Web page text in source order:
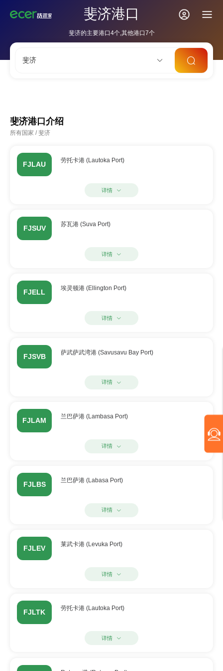
斐济港口
斐济的主要港口4个,其他港口7个
斐济
斐济港口介绍
所有国家 /斐济
FJLAU 劳托卡港 (Lautoka Port)
详情
FJSUV 苏瓦港 (Suva Port)
详情
FJELL 埃灵顿港 (Ellington Port)
详情
FJSVB 萨武萨武湾港 (Savusavu Bay Port)
详情
FJLAM 兰巴萨港 (Lambasa Port)
详情
FJLBS 兰巴萨港 (Labasa Port)
详情
FJLEV 莱武卡港 (Levuka Port)
详情
FJLTK 劳托卡港 (Lautoka Port)
详情